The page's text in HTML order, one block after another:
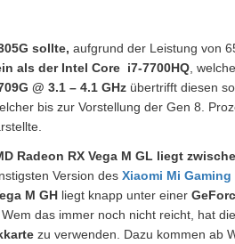
sollte, aufgrund der Leistung von
als der Intel Core i7-7700HQ ,
@ 3.1 – 4.1 GHz übertrifft diesen
bis zur Vorstellung der Gen 8.
Radeon RX Vega M GL liegt
Version des Xiaomi Mi
M GH liegt knapp unter einer
das immer noch nicht reicht, hat die
zu verwenden. Dazu kommen ab